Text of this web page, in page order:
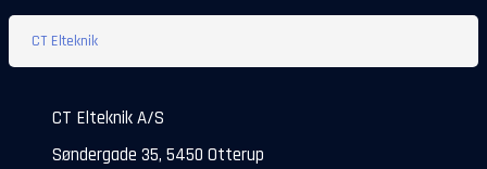
CT Elteknik
CT Elteknik A/S
Søndergade 35, 5450 Otterup